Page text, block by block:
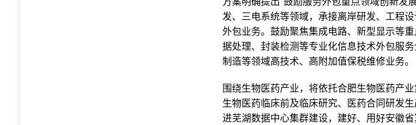
发、三电系统等领域，承接离岸研发、工程
外包业务。鼓励聚焦集成电路、新型显示等
据处理、封装检测等专业化信息技术外包服
制造等领域高技术、高附加值保税维修业务。
围绕生物医药产业，将依托合肥生物医药产
生物医药临床前及临床研究、医药合同研发
进芜湖数据中心集群建设，建好、用好安徽